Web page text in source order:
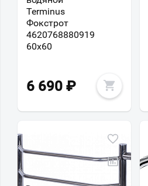
Terminus
Фокстрот
4620768880919
60х60
6 690 ₽